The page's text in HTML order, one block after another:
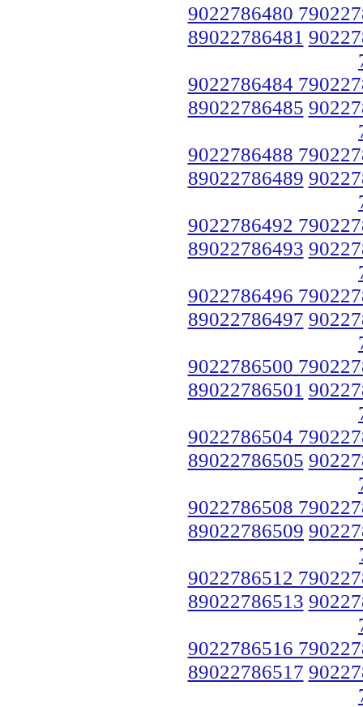
9022786480
89022786481
9022786484
89022786485
9022786488
89022786489
9022786492
89022786493
9022786496
89022786497
9022786500
89022786501
9022786504
89022786505
9022786508
89022786509
9022786512
89022786513
9022786516
89022786517